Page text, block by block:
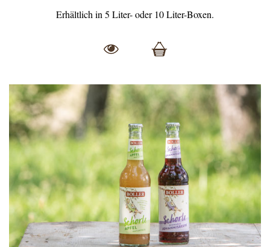
Erhältlich in 5 Liter- oder 10 Liter-Boxen.